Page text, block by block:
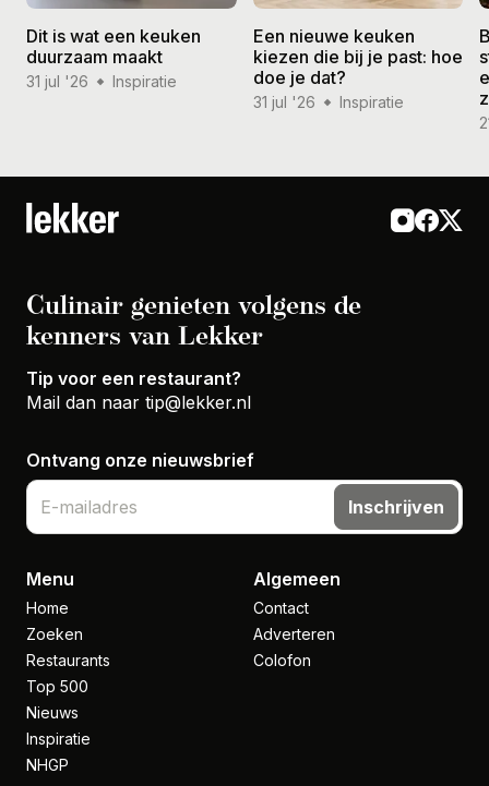
Dit is wat een keuken
duurzaam maakt
31 jul '26 Inspiratie
Een nieuwe keuken
kiezen die bij je past: hoe
doe je dat?
31 jul '26 Inspiratie
Culinair genieten volgens de
kenners van Lekker
Tip voor een restaurant?
Mail dan naar tip@lekker.nl
Ontvang onze nieuwsbrief
Inschrijven
Menu
Home
Zoeken
Restaurants
Top 500
Nieuws
Inspiratie
NHGP
Algemeen
Contact
Adverteren
Colofon